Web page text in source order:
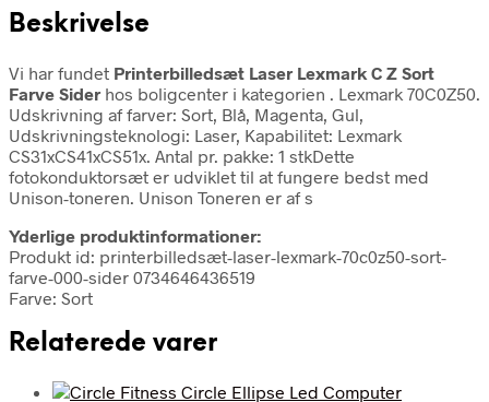
Beskrivelse
Vi har fundet Printerbilledsæt Laser Lexmark C Z Sort
Farve Sider hos boligcenter i kategorien . Lexmark 70C0Z50.
Udskrivning af farver: Sort, Blå, Magenta, Gul,
Udskrivningsteknologi: Laser, Kapabilitet: Lexmark
CS31xCS41xCS51x. Antal pr. pakke: 1 stkDette
fotokonduktorsæt er udviklet til at fungere bedst med
Unison-toneren. Unison Toneren er af s
Yderlige produktinformationer:
Produkt id: printerbilledsæt-laser-lexmark-70c0z50-sort-
farve-000-sider 0734646436519
Farve: Sort
Relaterede varer